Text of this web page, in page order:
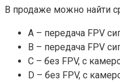
В продаже можно найти
A – передача FPV
B – передача FPV
C – без FPV, с
D – без FPV, с